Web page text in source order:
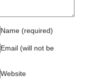
Name (required)
Email (will not be
Website